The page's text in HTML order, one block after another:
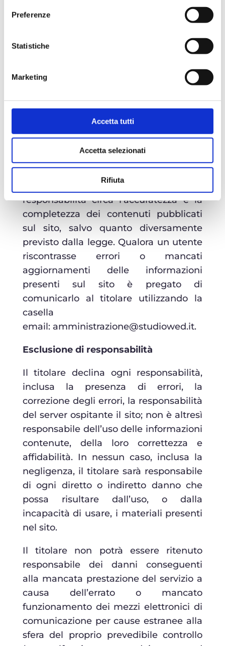
Preferenze
Statistiche
Marketing
Accetta tutti
Accetta selezionati
Rifiuta
comunicare tale condizione al titolare,
il quale tuttavia avverte che ogni
eventuale accesso ai contenuti
considerati lesivi o offensivi avviene da
insindacabile giudizio ed a sua
Il titolare ha inoltre adottato ogni utile
tuttavia lo stesso non assume nei
confronti degli utenti alcuna
responsabilità circa l’accuratezza e la
completezza dei contenuti pubblicati
sul sito, salvo quanto diversamente
previsto dalla legge. Qualora un utente
riscontrasse errori o mancati
aggiornamenti delle informazioni
presenti sul sito è pregato di
comunicarlo al titolare utilizzando la
casella
email: amministrazione@studiowed.it.
Esclusione di responsabilità
Il titolare declina ogni responsabilità,
inclusa la presenza di errori, la
correzione degli errori, la responsabilità
del server ospitante il sito; non è altresì
responsabile dell’uso delle informazioni
contenute, della loro correttezza e
affidabilità. In nessun caso, inclusa la
negligenza, il titolare sarà responsabile
di ogni diretto o indiretto danno che
possa risultare dall’uso, o dalla
incapacità di usare, i materiali presenti
nel sito.
Il titolare non potrà essere ritenuto
responsabile dei danni conseguenti
alla mancata prestazione del servizio a
causa dell’errato o mancato
funzionamento dei mezzi elettronici di
comunicazione per cause estranee alla
sfera del proprio prevedibile controllo